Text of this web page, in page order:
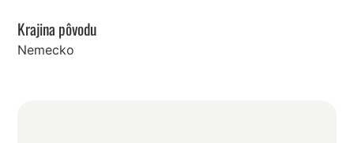
Krajina pôvodu
Nemecko